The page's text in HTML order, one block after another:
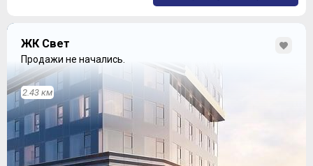
ЖК Свет
Продажи не начались.
2.43 км